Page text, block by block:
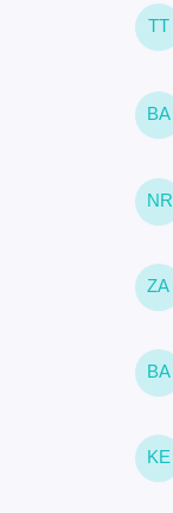
TT
BA
NR
ZA
BA
KE